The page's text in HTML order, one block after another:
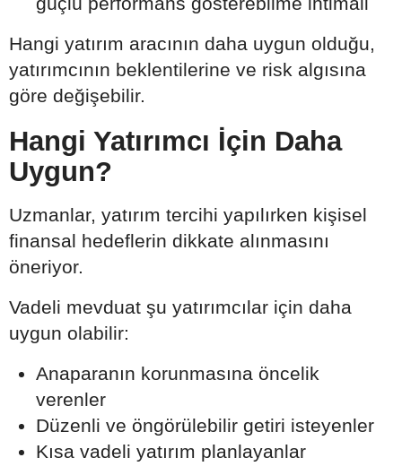
Hangi yatırım aracının daha uygun olduğu,
yatırımcının beklentilerine ve risk algısına
göre değişebilir.
Hangi Yatırımcı İçin Daha
Uygun?
Uzmanlar, yatırım tercihi yapılırken kişisel
finansal hedeflerin dikkate alınmasını
öneriyor.
Vadeli mevduat şu yatırımcılar için daha
uygun olabilir:
Anaparanın korunmasına öncelik
verenler
Düzenli ve öngörülebilir getiri isteyenler
Kısa vadeli yatırım planlayanlar